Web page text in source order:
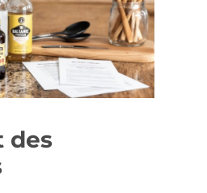
des